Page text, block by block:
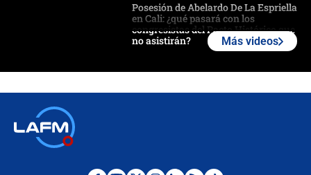
Posesión de Abelardo De La Espriella
en Cali: ¿qué pasará con los
congresistas del Pacto Histórico que
no asistirán?
Más videos